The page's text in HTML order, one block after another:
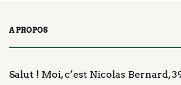
A PROPOS
Salut ! Moi, c’est Nicolas Bernard,